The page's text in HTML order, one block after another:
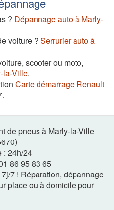
? Dépannage auto à Marly-
voiture ? Serrurier auto à
scooter ou moto,
la-Ville.
Carte démarrage Renault
de pneus à Marly-la-Ville
: 24h/24
86 95 83 65
7 ! Réparation, dépannage
place ou à domicile pour